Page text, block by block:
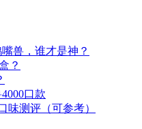
兽，谁才是神？
？
口款
味测评（可参考）